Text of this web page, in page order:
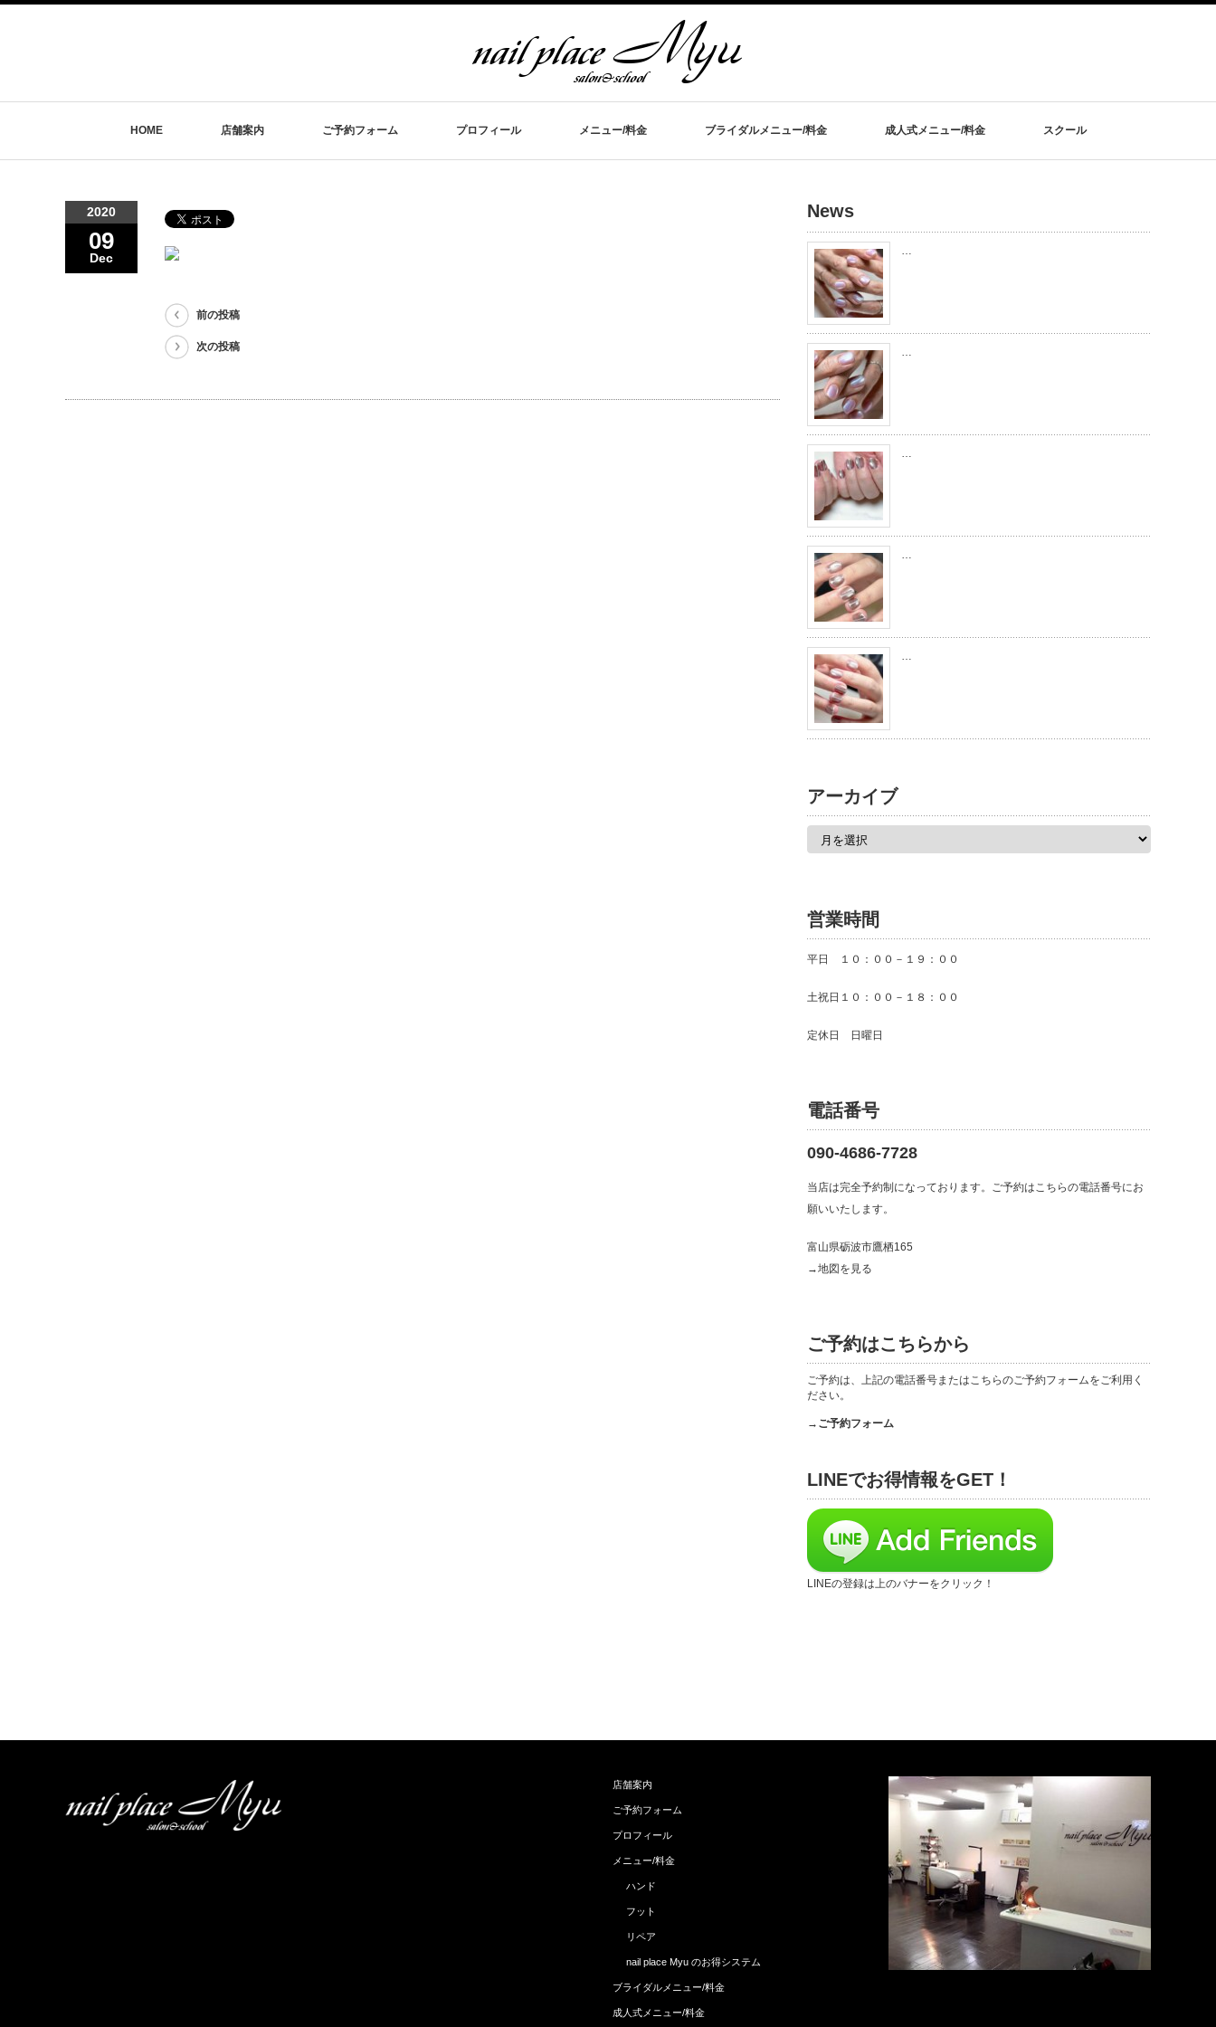
HOME 店舗案内 ご予約フォーム プロフィール メニュー/料金 ブライダルメニュー/料金 成人式メニュー/料金 スクール
2020
09
Dec
前の投稿
次の投稿
News
…
…
…
…
…
アーカイブ
営業時間
平日 １０：００－１９：００
土祝日１０：００－１８：００
定休日 日曜日
電話番号
090-4686-7728
当店は完全予約制になっております。ご予約はこちらの電話番号にお
願いいたします。
富山県砺波市鷹栖165
→地図を見る
ご予約はこちらから
ご予約は、上記の電話番号またはこちらのご予約フォームをご利用く
ださい。
→ご予約フォーム
LINEでお得情報をGET！
LINEの登録は上のバナーをクリック！
店舗案内
ご予約フォーム
プロフィール
メニュー/料金
ハンド
フット
リペア
nail place Myu のお得システム
ブライダルメニュー/料金
成人式メニュー/料金